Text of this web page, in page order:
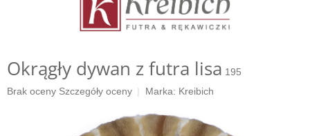
Okrągły dywan z futra lisa 195
Średnia
Brak oceny Szczegóły oceny Marka: Kreibich